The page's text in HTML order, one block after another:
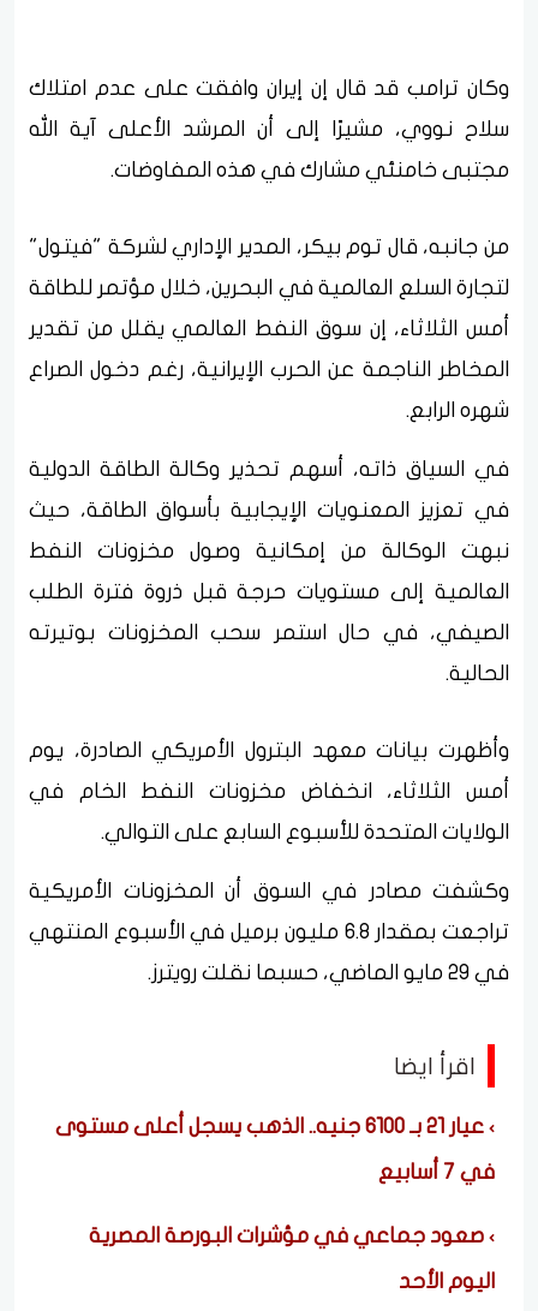
وكان ترامب قد قال إن إيران وافقت على عدم امتلاك
سلاح نووي، مشيرًا إلى أن المرشد الأعلى آية الله
مجتبى خامنئي مشارك في هذه المفاوضات.
من جانبه، قال توم بيكر، المدير الإداري لشركة "فيتول"
لتجارة السلع العالمية في البحرين، خلال مؤتمر للطاقة
أمس الثلاثاء، إن سوق النفط العالمي يقلل من تقدير
المخاطر الناجمة عن الحرب الإيرانية، رغم دخول الصراع
شهره الرابع.
في السياق ذاته، أسهم تحذير وكالة الطاقة الدولية
في تعزيز المعنويات الإيجابية بأسواق الطاقة، حيث
نبهت الوكالة من إمكانية وصول مخزونات النفط
العالمية إلى مستويات حرجة قبل ذروة فترة الطلب
الصيفي، في حال استمر سحب المخزونات بوتيرته
الحالية.
وأظهرت بيانات معهد البترول الأمريكي الصادرة، يوم
أمس الثلاثاء، انخفاض مخزونات النفط الخام في
الولايات المتحدة للأسبوع السابع على التوالي.
وكشفت مصادر في السوق أن المخزونات الأمريكية
تراجعت بمقدار 6.8 مليون برميل في الأسبوع المنتهي
في 29 مايو الماضي، حسبما نقلت رويترز.
اقرأ ايضا
عيار 21 بـ 6100 جنيه.. الذهب يسجل أعلى مستوى
في 7 أسابيع
صعود جماعي في مؤشرات البورصة المصرية
اليوم الأحد